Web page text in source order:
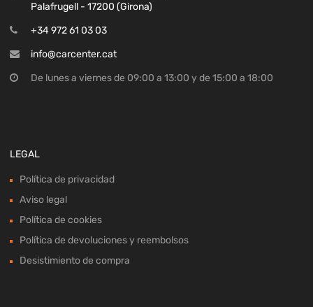
Palafrugell - 17200 (Girona)
+34 972 61 03 03
info@carcenter.cat
De lunes a viernes de 09:00 a 13:00 y de 15:00 a 18:00
LEGAL
Política de privacidad
Aviso legal
Política de cookies
Política de devoluciones y reembolsos
Desistimiento de compra